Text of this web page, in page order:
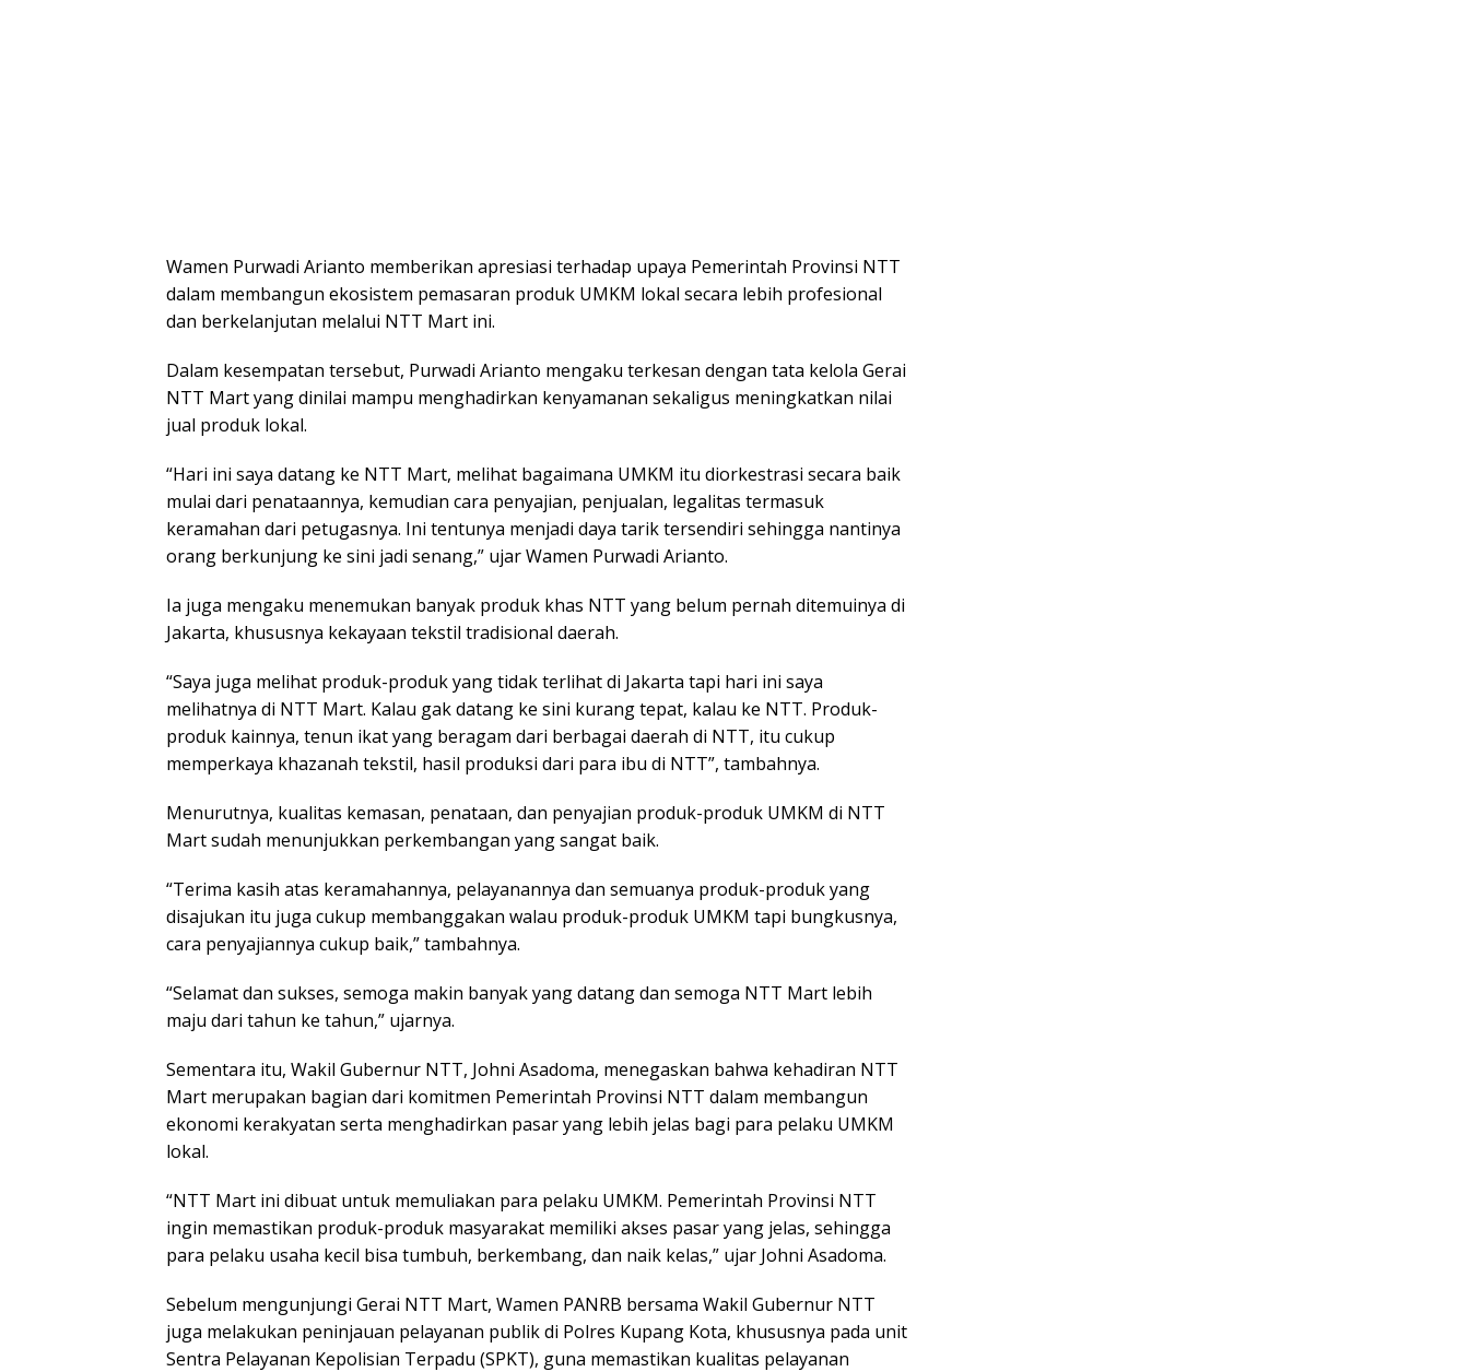
Wamen Purwadi Arianto memberikan apresiasi terhadap upaya Pemerintah Provinsi NTT
dalam membangun ekosistem pemasaran produk UMKM lokal secara lebih profesional
dan berkelanjutan melalui NTT Mart ini.
Dalam kesempatan tersebut, Purwadi Arianto mengaku terkesan dengan tata kelola Gerai
NTT Mart yang dinilai mampu menghadirkan kenyamanan sekaligus meningkatkan nilai
jual produk lokal.
“Hari ini saya datang ke NTT Mart, melihat bagaimana UMKM itu diorkestrasi secara baik
mulai dari penataannya, kemudian cara penyajian, penjualan, legalitas termasuk
keramahan dari petugasnya. Ini tentunya menjadi daya tarik tersendiri sehingga nantinya
orang berkunjung ke sini jadi senang,” ujar Wamen Purwadi Arianto.
Ia juga mengaku menemukan banyak produk khas NTT yang belum pernah ditemuinya di
Jakarta, khususnya kekayaan tekstil tradisional daerah.
“Saya juga melihat produk-produk yang tidak terlihat di Jakarta tapi hari ini saya
melihatnya di NTT Mart. Kalau gak datang ke sini kurang tepat, kalau ke NTT. Produk-
produk kainnya, tenun ikat yang beragam dari berbagai daerah di NTT, itu cukup
memperkaya khazanah tekstil, hasil produksi dari para ibu di NTT”, tambahnya.
Menurutnya, kualitas kemasan, penataan, dan penyajian produk-produk UMKM di NTT
Mart sudah menunjukkan perkembangan yang sangat baik.
“Terima kasih atas keramahannya, pelayanannya dan semuanya produk-produk yang
disajukan itu juga cukup membanggakan walau produk-produk UMKM tapi bungkusnya,
cara penyajiannya cukup baik,” tambahnya.
“Selamat dan sukses, semoga makin banyak yang datang dan semoga NTT Mart lebih
maju dari tahun ke tahun,” ujarnya.
Sementara itu, Wakil Gubernur NTT, Johni Asadoma, menegaskan bahwa kehadiran NTT
Mart merupakan bagian dari komitmen Pemerintah Provinsi NTT dalam membangun
ekonomi kerakyatan serta menghadirkan pasar yang lebih jelas bagi para pelaku UMKM
lokal.
“NTT Mart ini dibuat untuk memuliakan para pelaku UMKM. Pemerintah Provinsi NTT
ingin memastikan produk-produk masyarakat memiliki akses pasar yang jelas, sehingga
para pelaku usaha kecil bisa tumbuh, berkembang, dan naik kelas,” ujar Johni Asadoma.
Sebelum mengunjungi Gerai NTT Mart, Wamen PANRB bersama Wakil Gubernur NTT
juga melakukan peninjauan pelayanan publik di Polres Kupang Kota, khususnya pada unit
Sentra Pelayanan Kepolisian Terpadu (SPKT), guna memastikan kualitas pelayanan